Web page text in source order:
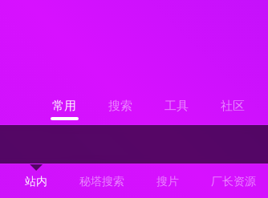
常用 搜索 工具 社区
站内 秘塔搜索 搜片 厂长资源